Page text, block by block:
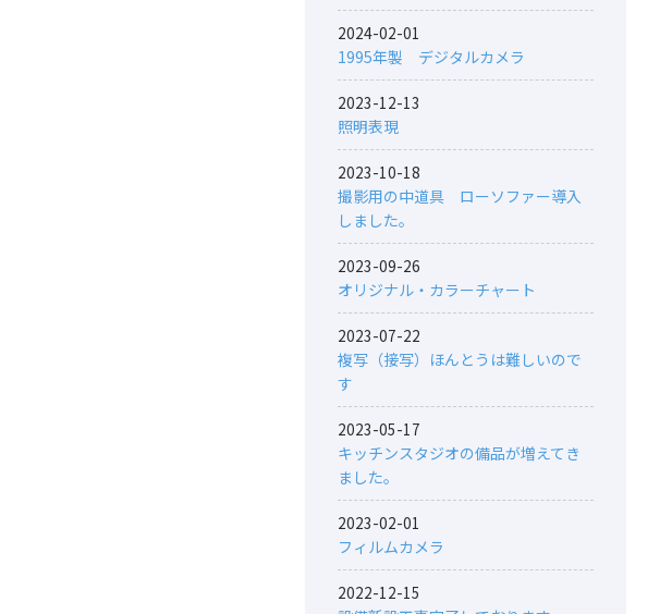
2024-02-01
1995年製 デジタルカメラ
2023-12-13
照明表現
2023-10-18
撮影用の中道具 ローソファー導入
しました。
2023-09-26
オリジナル・カラーチャート
2023-07-22
複写（接写）ほんとうは難しいので
す
2023-05-17
キッチンスタジオの備品が増えてき
ました。
2023-02-01
フィルムカメラ
2022-12-15